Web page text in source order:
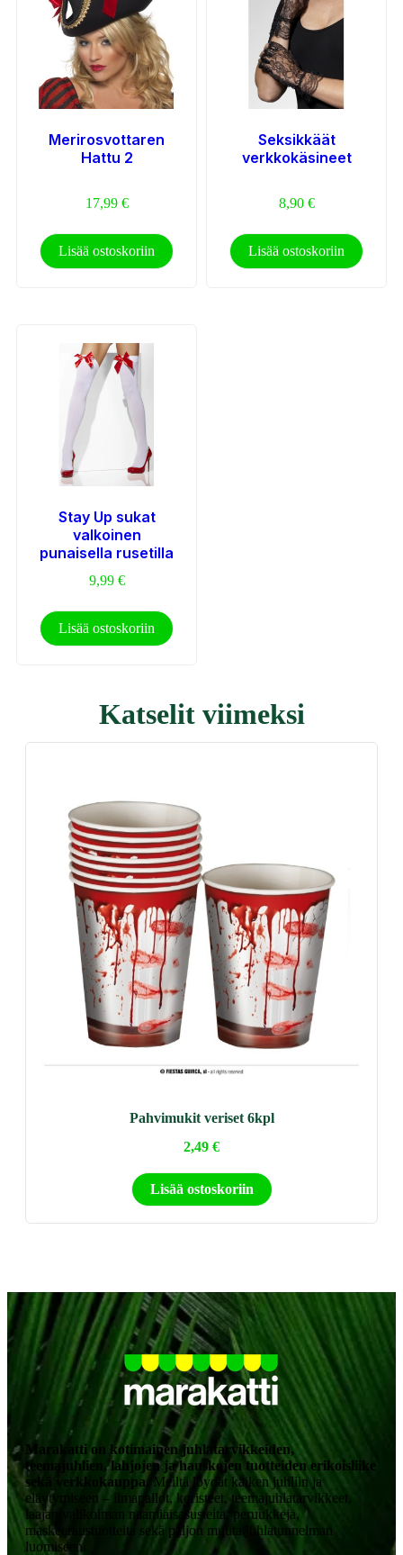
Merirosvottaren
Hattu 2
17,99 €
Lisää ostoskoriin
Seksikkäät
verkkokäsineet
8,90 €
Lisää ostoskoriin
Stay Up sukat
valkoinen
punaisella rusetilla
9,99 €
Lisää ostoskoriin
Katselit viimeksi
Pahvimukit veriset 6kpl
2,49 €
Lisää ostoskoriin
Marakatti on kotimainen juhlatarvikkeiden,
teemajuhlien, lahjojen ja hauskojen tuotteiden erikoisliike
sekä verkkokauppa. Meiltä löydät kaiken juhliin ja
eläytymiseen – ilmapallot,koristeet, teemajuhlatarvikkeet,
laajan valikoiman naamiaisasusteita, peruukkeja,
maskeeraustuotteita sekä paljon muuta juhlatunnelman
luomiseen.